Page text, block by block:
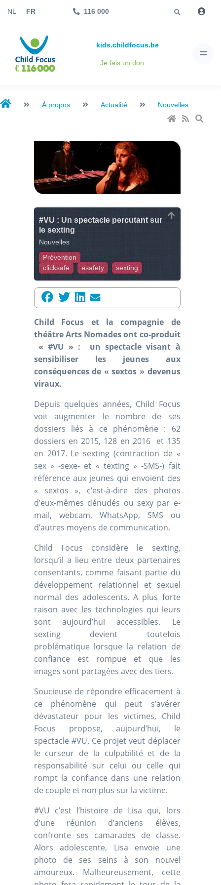
NL FR 116 000
kids.childfocus.be
Je fais un don
À propos Actualité Nouvelles
#VU : Un spectacle percutant sur
le sexting
Nouvelles
Prévention
clicksafe
esafety sexting
Child Focus et la compagnie de
théâtre Arts Nomades ont co-produit
« #VU » : un spectacle visant à
sensibiliser les jeunes aux
conséquences de « sextos » devenus
viraux.
Depuis quelques années, Child Focus
voit augmenter le nombre de ses
dossiers liés à ce phénomène : 62
dossiers en 2015, 128 en 2016 et 135
en 2017. Le sexting (contraction de «
sex » -sexe- et « texting » -SMS-) fait
référence aux jeunes qui envoient des
« sextos », c’est-à-dire des photos
d’eux-mêmes dénudés ou sexy par e-
mail, webcam, WhatsApp, SMS ou
d’autres moyens de communication.
Child Focus considère le sexting,
lorsqu’il a lieu entre deux partenaires
consentants, comme faisant partie du
développement relationnel et sexuel
normal des adolescents. A plus forte
raison avec les technologies qui leurs
sont aujourd’hui accessibles. Le
sexting devient toutefois
problématique lorsque la relation de
confiance est rompue et que les
images sont partagées avec des tiers.
Soucieuse de répondre efficacement à
ce phénomène qui peut s’avérer
dévastateur pour les victimes, Child
Focus propose, aujourd’hui, le
spectacle #VU. Ce projet veut déplacer
le curseur de la culpabilité et de la
responsabilité sur celui ou celle qui
rompt la confiance dans une relation
de couple et non plus sur la victime.
#VU c’est l’histoire de Lisa qui, lors
d’une réunion d’anciens élèves,
confronte ses camarades de classe.
Alors adolescente, Lisa envoie une
photo de ses seins à son nouvel
amoureux. Malheureusement, cette